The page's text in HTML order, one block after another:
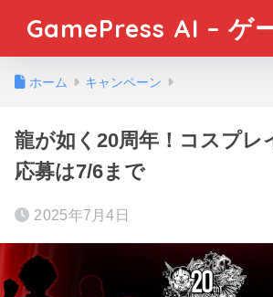
GamePress AI – ゲ
ホーム キャンペーン
龍が如く20周年！コスプレ
応募は7/6まで
2025年7月4日